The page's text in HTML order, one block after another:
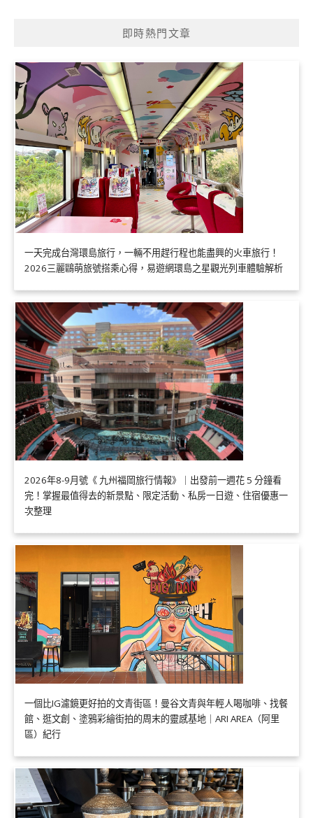
即時熱門文章
一天完成台灣環島旅行，一輛不用趕行程也能盡興的火車旅行！
2026三麗鷗萌旅號搭乘心得，易遊網環島之星觀光列車體驗解析
2026年8-9月號《 九州福岡旅行情報》｜出發前一週花 5 分鐘看
完！掌握最值得去的新景點、限定活動、私房一日遊、住宿優惠一
次整理
一個比IG濾鏡更好拍的文青街區！曼谷文青與年輕人喝咖啡、找餐
館、逛文創、塗鴉彩繪街拍的周末的靈感基地｜ARI AREA（阿里
區）紀行